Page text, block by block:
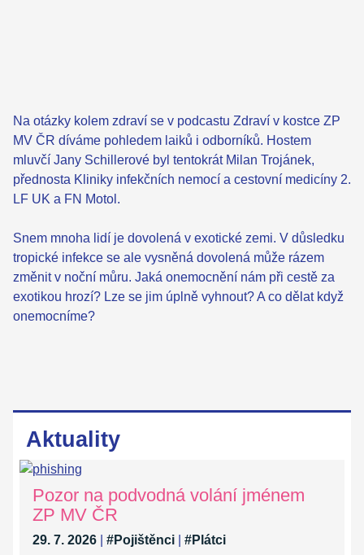
Na otázky kolem zdraví se v podcastu Zdraví v kostce ZP
MV ČR díváme pohledem laiků i odborníků. Hostem
mluvčí Jany Schillerové byl tentokrát Milan Trojánek,
přednosta Kliniky infekčních nemocí a cestovní medicíny 2.
LF UK a FN Motol.
Snem mnoha lidí je dovolená v exotické zemi. V důsledku
tropické infekce se ale vysněná dovolená může rázem
změnit v noční můru. Jaká onemocnění nám při cestě za
exotikou hrozí? Lze se jim úplně vyhnout? A co dělat když
onemocníme?
Aktuality
Pozor na podvodná volání jménem
ZP MV ČR
29. 7. 2026 #Pojištěnci
#Plátci